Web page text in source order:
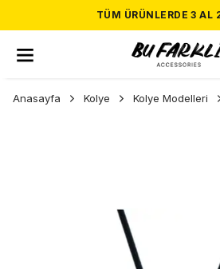
TÜM ÜRÜNLERDE 3 AL
Anasayfa Kolye Kolye Modelleri